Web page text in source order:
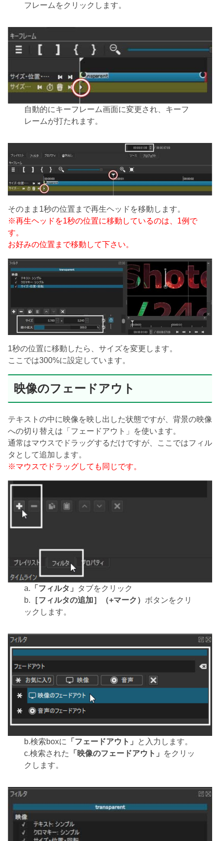
フレームをクリックします。
自動的にキーフレーム画面に変更され、キーフ
レームが打たれます。
そのまま1秒の位置まで再生ヘッドを移動します。
※再生ヘッドを1秒の位置に移動しているのは、1例で
す。
お好みの位置まで移動して下さい。
1秒の位置に移動したら、サイズを変更します。
ここでは300%に設定しています。
映像のフェードアウト
テキストの中に映像を映し出した状態ですが、背景の映像
への切り替えは「フェードアウト」を使います。
通常はマウスでドラッグするだけですが、ここではフィル
タとして追加します。
※マウスでドラッグしても同じです。
a. 「フィルタ」
タブをクリック
b. ［フィルタの追加］（+マーク） ボタンをクリ
ックします。
b.検索boxに 「フェードアウト」
と入力します。
c.検索された
「映像のフェードアウト」
をクリッ
クします。